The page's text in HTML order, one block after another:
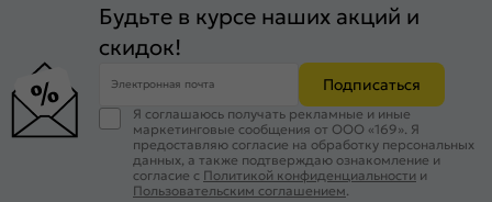
Будьте в курсе наших акций и
скидок!
Электронная почта Подписаться
Я соглашаюсь получать рекламные и иные
маркетинговые сообщения от ООО «169». Я
предоставляю согласие на обработку персональных
данных, а также подтверждаю ознакомление и
согласие с Политикой конфиденциальности и
Пользовательским соглашением